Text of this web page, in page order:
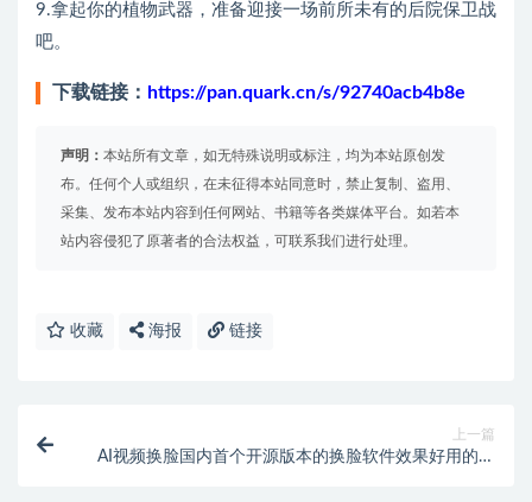
9.拿起你的植物武器，准备迎接一场前所未有的后院保卫战
吧。
下载链接： https://pan.quark.cn/s/92740acb4b8e
声明： 本站所有文章，如无特殊说明或标注，均为本站原创发
布。任何个人或组织，在未征得本站同意时，禁止复制、盗用、
采集、发布本站内容到任何网站、书籍等各类媒体平台。如若本
站内容侵犯了原著者的合法权益，可联系我们进行处理。
收藏 海报 链接
上一篇
AI视频换脸国内首个开源版本的换脸软件效果好用的爆